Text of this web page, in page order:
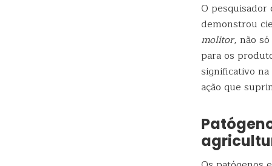
O pesquisador
demonstrou
molitor, não
para os
significativo
ação que